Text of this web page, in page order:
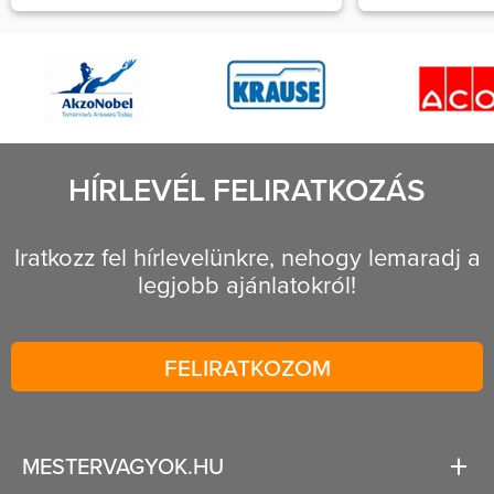
HÍRLEVÉL FELIRATKOZÁS
Iratkozz fel hírlevelünkre, nehogy lemaradj a
legjobb ajánlatokról!
FELIRATKOZOM
MESTERVAGYOK.HU